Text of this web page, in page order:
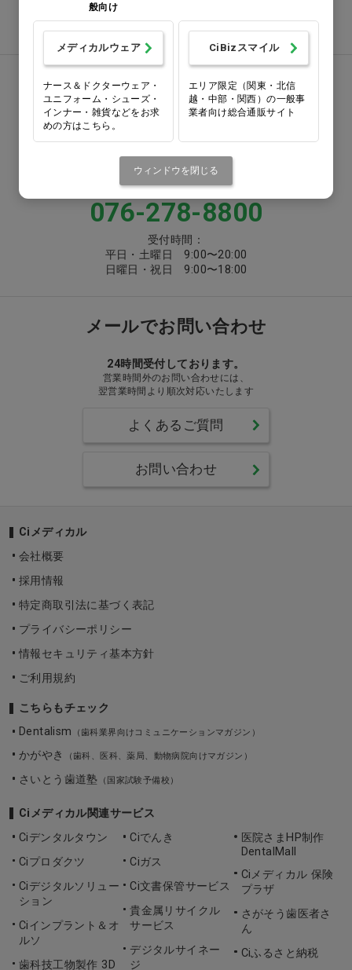
注文書ダウンロード
お電話でお問い合わせ
0570-058000
固定電話からは市内通話料金でご利用いただけます
076-278-8800
受付時間：
平日・土曜日 9:00〜20:00
日曜日・祝日 9:00〜18:00
メールでお問い合わせ
24時間受付しております。
営業時間外のお問い合わせには、
翌営業時間より順次対応いたします
よくあるご質問
お問い合わせ
Ciメディカル
会社概要
採用情報
特定商取引法に基づく表記
プライバシーポリシー
情報セキュリティ基本方針
ご利用規約
こちらもチェック
Dentalism
（歯科業界向けコミュニケーションマガジン）
かがやき （歯科、医科、薬局、動物病院向けマガジン）
さいとう歯道塾 （国家試験予備校）
Ciメディカル関連サービス
Ciデンタルタウン
Ciプロダクツ
Ciデジタルソリュー
ション
Ciインプラント＆オ
ルソ
歯科技工物製作 3D
Ciでんき
Ciガス
Ci文書保管サービス
貴金属リサイクル
サービス
デジタルサイネー
ジ
医院さまHP制作
DentalMall
Ciメディカル 保険
プラザ
さがそう歯医者さ
ん
Ciふるさと納税
般向け
メディカルウェア
ナース＆ドクターウェア・
ユニフォーム・シューズ・
インナー・雑貨などをお求
めの方はこちら。
CiBizスマイル
エリア限定（関東・北信
越・中部・関西）の一般事
業者向け総合通販サイト
ウィンドウを閉じる